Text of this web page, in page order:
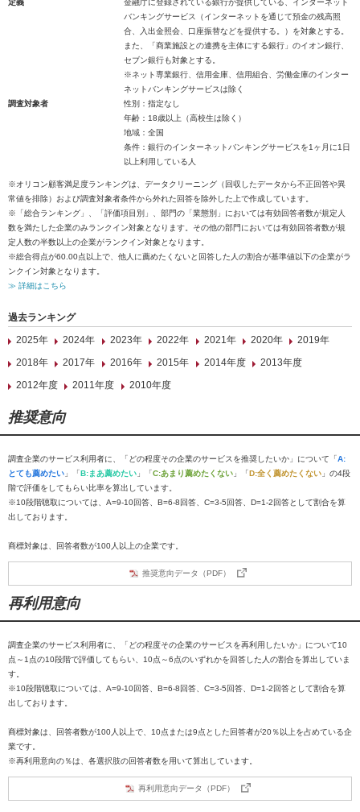
定義
金融庁に登録されている銀行が提供している、インターネット
バンキングサービス（インターネットを通じて預金の残高照
合、入出金照会、口座振替などを提供する。）を対象とする。
また、「商業施設との連携を主体にする銀行」のイオン銀行、
セブン銀行も対象とする。
※ネット専業銀行、信用金庫、信用組合、労働金庫のインター
ネットバンキングサービスは除く
調査対象者
性別：指定なし
年齢：18歳以上（高校生は除く）
地域：全国
条件：銀行のインターネットバンキングサービスを1ヶ月に1日
以上利用している人
※オリコン顧客満足度ランキングは、データクリーニング（回収したデータから不正回答や異
常値を排除）および調査対象者条件から外れた回答を除外した上で作成しています。
※「総合ランキング」、「評価項目別」、部門の「業態別」においては有効回答者数が規定人
数を満たした企業のみランクイン対象となります。その他の部門においては有効回答者数が規
定人数の半数以上の企業がランクイン対象となります。
※総合得点が60.00点以上で、他人に薦めたくないと回答した人の割合が基準値以下の企業がラ
ンクイン対象となります。
≫ 詳細はこちら
過去ランキング
2025年
2024年 2023年 2022年 2021年 2020年
2019年
2018年
2017年 2016年 2015年 2014年度
2013年度
2012年度
2011年度 2010年度
推奨意向
調査企業のサービス利用者に、「どの程度その企業のサービスを推奨したいか」について「A:
とても薦めたい 」「B:まあ薦めたい 」「C:あまり薦めたくない 」「D:全く薦めたくない 」の4段
階で評価をしてもらい比率を算出しています。
※10段階聴取については、A=9-10回答、B=6-8回答、C=3-5回答、D=1-2回答として割合を算
出しております。
商標対象は、回答者数が100人以上の企業です。
推奨意向データ（PDF）
再利用意向
調査企業のサービス利用者に、「どの程度その企業のサービスを再利用したいか」について10
点～1点の10段階で評価してもらい、10点～6点のいずれかを回答した人の割合を算出していま
す。
※10段階聴取については、A=9-10回答、B=6-8回答、C=3-5回答、D=1-2回答として割合を算
出しております。
商標対象は、回答者数が100人以上で、10点または9点とした回答者が20％以上を占めている企
業です。
※再利用意向の％は、各選択肢の回答者数を用いて算出しています。
再利用意向データ（PDF）